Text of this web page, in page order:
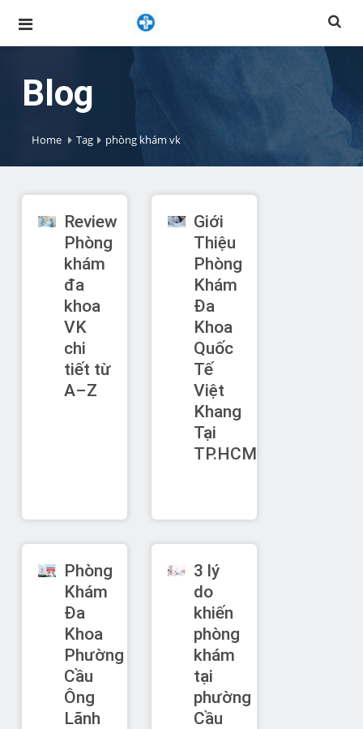
Blog
Home Tag phòng khám vk
Review
Phòng
khám
đa
khoa
VK
chi
tiết từ
A–Z
Giới
Thiệu
Phòng
Khám
Đa
Khoa
Quốc
Tế
Việt
Khang
Tại
TP.HCM
Phòng
Khám
Đa
Khoa
Phường
Cầu
Ông
Lãnh
3 lý
do
khiến
phòng
khám
tại
phường
Cầu